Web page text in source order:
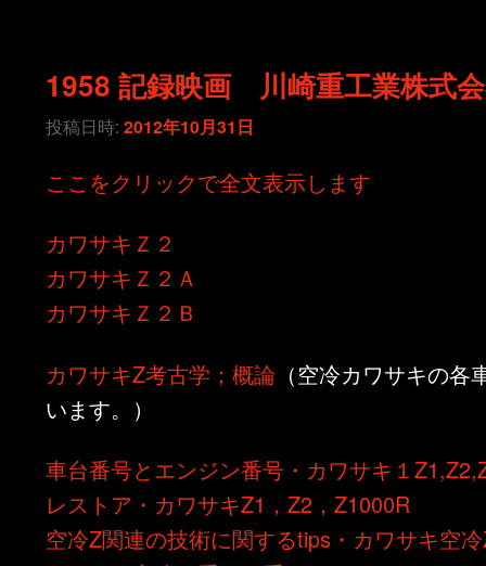
1958 記録映画 川崎重工業株式
投稿日時:2012年10月31日
ここをクリックで全文表示します
カワサキＺ２
カワサキＺ２Ａ
カワサキＺ２Ｂ
カワサキZ考古学；概論 （空冷カワサキの各
います。）
車台番号とエンジン番号・カワサキ１
レストア・カワサキZ1，Z2，Z1000R
空冷Z関連の技術に関するtips・カワサキ空